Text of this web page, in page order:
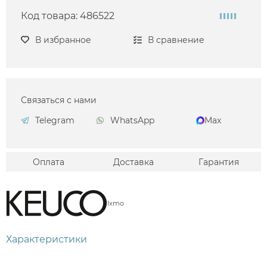
Код товара: 486522
В избранное В сравнение
Связаться с нами
Telegram
WhatsApp Max
Оплата Доставка Гарантия
Ixmo
Характеристики